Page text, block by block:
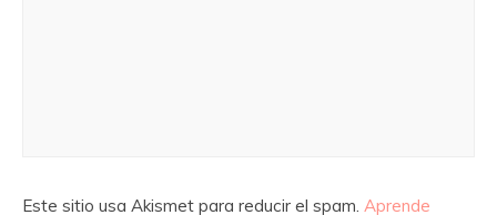
Este sitio usa Akismet para reducir el spam. Aprende